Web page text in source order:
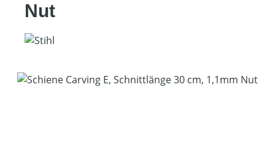
Nut
Bildergalerie überspringen